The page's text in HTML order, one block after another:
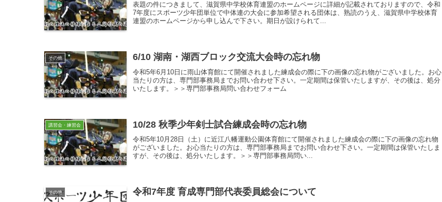
表題の件につきまして、滋賀県中学校体育連盟のホームページに詳細が記載されておりますので、令和
7年度にスポーツ少年団単位で中体連の大会に参加希望される団体は、熟読のうえ、滋賀県中学校体育
連盟のホームページから申し込んで下さい。期日が設けられて...
その他 6/10 湖南・湖西ブロック交流大会時の忘れ物
令和5年6月10日に雨山体育館にて開催されました練成会の際に下の画像の忘れ物がございました。お心
当たりの方は、専門部事務局までお問い合わせ下さい。一定期間は保管いたしますが、その後は、処分
いたします。＞＞専門部事務局問い合わせフォーム
講習会・練習会 10/28 秋季少年剣士試合練成会時の忘れ物
令和5年10月28日（土）に近江八幡運動公園体育館にて開催されました練成会の際に下の画像の忘れ物
がございました。お心当たりの方は、専門部事務局までお問い合わせ下さい。一定期間は保管いたしま
すが、その後は、処分いたします。＞＞専門部事務局問い...
その他 令和7年度 育成専門部代表委員総会について